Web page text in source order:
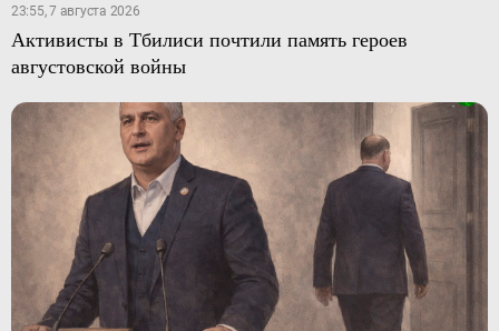
23:55, 7 августа 2026
Активисты в Тбилиси почтили память героев
августовской войны